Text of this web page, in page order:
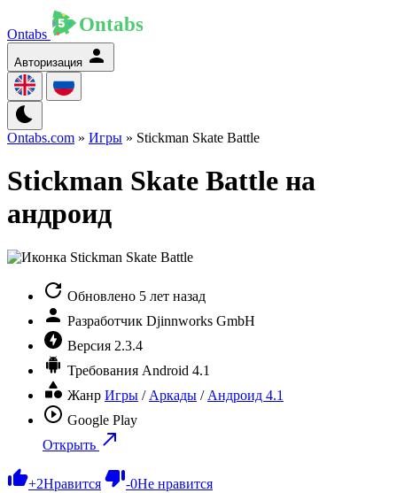
Ontabs
Авторизация
Ontabs.com » Игры » Stickman Skate Battle
Stickman Skate Battle на
андроид
Обновлено 5 лет назад
Разработчик Djinnworks GmbH
Версия 2.3.4
Требования Android 4.1
Жанр Игры / Аркады / Андроид 4.1
Google Play
Открыть
+2Нравится -0Не нравится